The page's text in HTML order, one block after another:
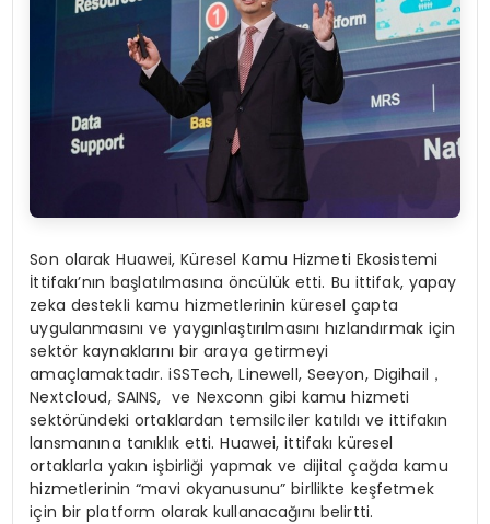
Son olarak Huawei, Küresel Kamu Hizmeti Ekosistemi
İttifakı’nın başlatılmasına öncülük etti. Bu ittifak, yapay
zeka destekli kamu hizmetlerinin küresel çapta
uygulanmasını ve yaygınlaştırılmasını hızlandırmak için
sektör kaynaklarını bir araya getirmeyi
amaçlamaktadır. iSSTech, Linewell, Seeyon, Digihail ，
Nextcloud, SAINS, ve Nexconn gibi kamu hizmeti
sektöründeki ortaklardan temsilciler katıldı ve ittifakın
lansmanına tanıklık etti. Huawei, ittifakı küresel
ortaklarla yakın işbirliği yapmak ve dijital çağda kamu
hizmetlerinin “mavi okyanusunu” birllikte keşfetmek
için bir platform olarak kullanacağını belirtti.